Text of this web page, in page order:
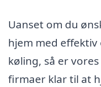
Uanset om du
hjem med
køling, så er
firmaer klar til at